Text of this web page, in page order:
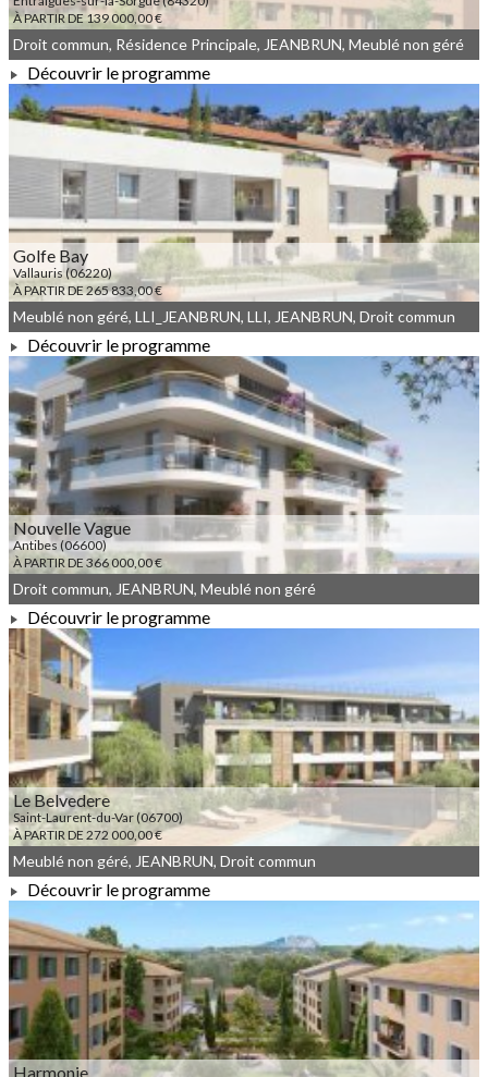
À PARTIR DE 139 000,00 €
À PARTIR DE 139 000,00 €
Droit commun, Résidence Principale, JEANBRUN, Meublé non géré
Découvrir le programme
Golfe Bay
Vallauris (06220)
À PARTIR DE 265 833,00 €
À PARTIR DE 265 833,00 €
Meublé non géré, LLI_JEANBRUN, LLI, JEANBRUN, Droit commun
Découvrir le programme
Nouvelle Vague
Antibes (06600)
À PARTIR DE 366 000,00 €
À PARTIR DE 366 000,00 €
Droit commun, JEANBRUN, Meublé non géré
Découvrir le programme
Le Belvedere
Saint-Laurent-du-Var (06700)
À PARTIR DE 272 000,00 €
À PARTIR DE 272 000,00 €
Meublé non géré, JEANBRUN, Droit commun
Découvrir le programme
Harmonie